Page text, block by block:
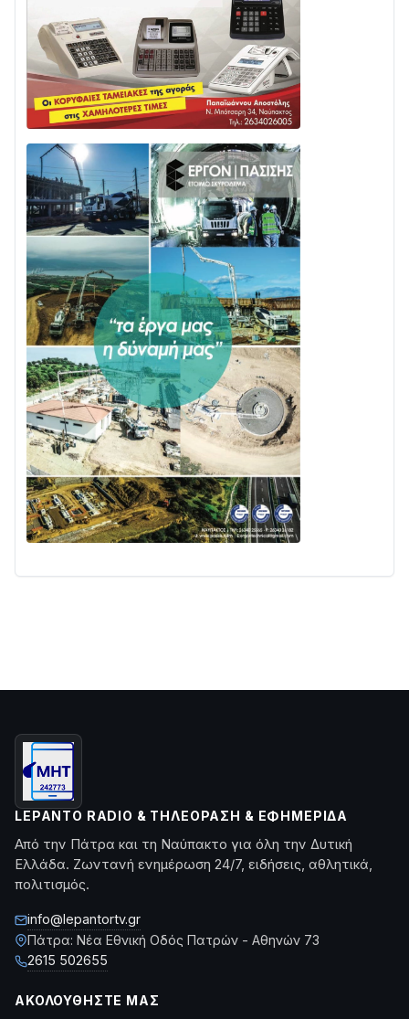
LEPANTO RADIO & ΤΗΛΕΌΡΑΣΗ & ΕΦΗΜΕΡΊΔΑ
Από την Πάτρα και τη Ναύπακτο για όλη την Δυτική
Ελλάδα. Ζωντανή ενημέρωση 24/7, ειδήσεις, αθλητικά,
πολιτισμός.
info@lepantortv.gr
Πάτρα: Νέα Εθνική Οδός Πατρών - Αθηνών 73
2615 502655
ΑΚΟΛΟΥΘΉΣΤΕ ΜΑΣ